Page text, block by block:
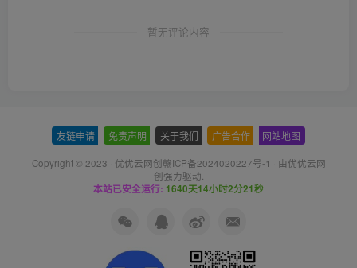
暂无评论内容
友链申请 免责声明 关于我们 广告合作 网站地图
Copyright © 2023 · 优优云网创赣ICP备2024020227号-1 · 由优优云网
创强力驱动.
本站已安全运行: 1640天14小时2分22秒